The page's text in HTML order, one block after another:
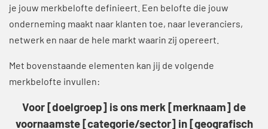
je jouw merkbelofte definieert. Een belofte die jouw
onderneming maakt naar klanten toe, naar leveranciers,
netwerk en naar de hele markt waarin zij opereert.
Met bovenstaande elementen kan jij de volgende
merkbelofte invullen:
Voor [doelgroep] is ons merk [merknaam] de
voornaamste [categorie/sector] in [geografisch